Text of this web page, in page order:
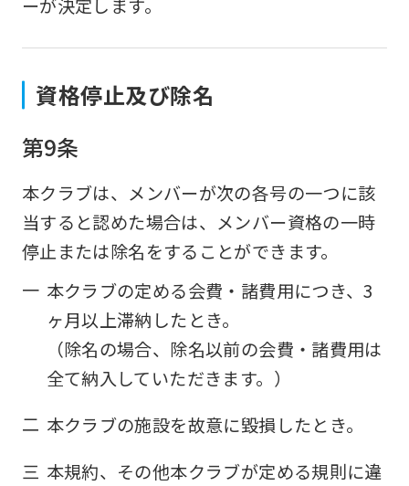
ーが決定します。
資格停止及び除名
第9条
本クラブは、メンバーが次の各号の一つに該
当すると認めた場合は、メンバー資格の一時
停止または除名をすることができます。
一 本クラブの定める会費・諸費用につき、3
ヶ月以上滞納したとき。
（除名の場合、除名以前の会費・諸費用は
全て納入していただきます。）
二 本クラブの施設を故意に毀損したとき。
三 本規約、その他本クラブが定める規則に違